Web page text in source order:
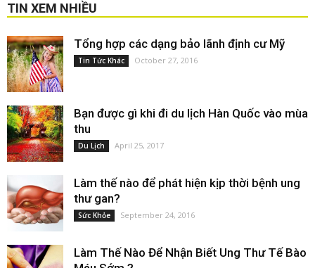
TIN XEM NHIỀU
Tổng hợp các dạng bảo lãnh định cư Mỹ
Tin Tức Khác October 27, 2016
Bạn được gì khi đi du lịch Hàn Quốc vào mùa
thu
Du Lịch April 25, 2017
Làm thế nào để phát hiện kịp thời bệnh ung
thư gan?
Sức Khỏe September 24, 2016
Làm Thế Nào Để Nhận Biết Ung Thư Tế Bào